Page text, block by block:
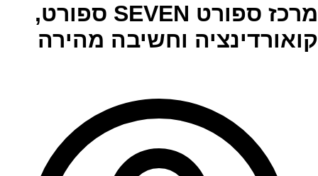
מרכז ספורט SEVEN ספורט,
קואורדינציה וחשיבה מהירה